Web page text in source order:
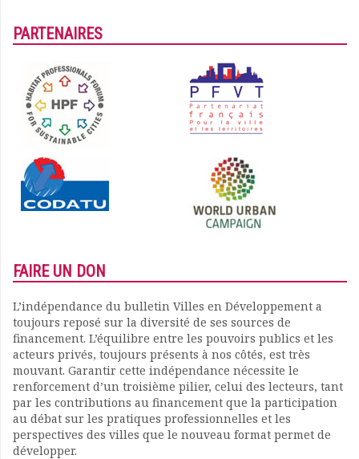
PARTENAIRES
FAIRE UN DON
L’indépendance du bulletin Villes en Développement a
toujours reposé sur la diversité de ses sources de
financement. L’équilibre entre les pouvoirs publics et les
acteurs privés, toujours présents à nos côtés, est très
mouvant. Garantir cette indépendance nécessite le
renforcement d’un troisième pilier, celui des lecteurs, tant
par les contributions au financement que la participation
au débat sur les pratiques professionnelles et les
perspectives des villes que le nouveau format permet de
développer.